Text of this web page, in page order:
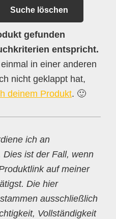
Suche löschen
gefunden
entspricht.
in einer anderen
nicht geklappt hat,
deinem Produkt. 🙂
ich an
Dies ist der Fall, wenn
auf meiner
Die hier
ausschließlich
Vollständigkeit